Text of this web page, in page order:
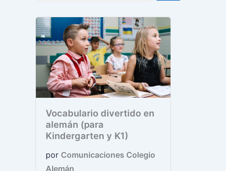
Vocabulario divertido en
alemán (para
Kindergarten y K1)
por Comunicaciones Colegio
Alemán